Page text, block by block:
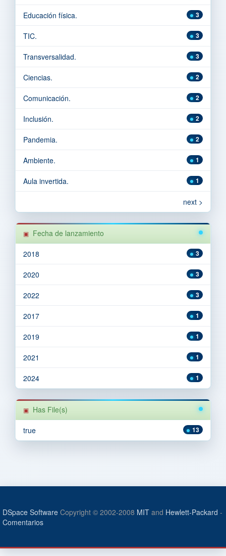
3
Educación física.
3
TIC.
3
Transversalidad.
2
Ciencias.
2
Comunicación.
2
Inclusión.
2
Pandemia.
1
Ambiente.
1
Aula invertida.
next >
Fecha de lanzamiento
3
2018
3
2020
3
2022
1
2017
1
2019
1
2021
1
2024
Has File(s)
13
true
DSpace Software Copyright © 2002-2008 MIT and Hewlett-Packard -
Comentarios